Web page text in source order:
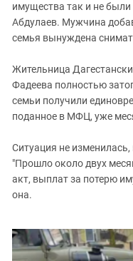
имущества так и не
Абдулаев. Мужчина
семья вынуждена
Жительница
Фадеева полностью
семьи получили
поданное в МФЦ, уже
Ситуация не
"Прошло около двух
акт, выплат за потерю
она.